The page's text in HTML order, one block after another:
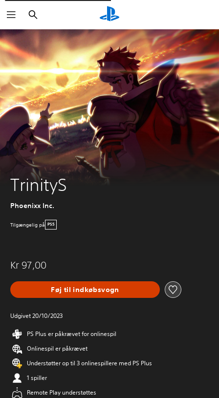
Søg
TrinityS
Phoenixx Inc.
Tilgængelig på PS5
Kr 97,00
Føj til indkøbsvogn
Udgivet 20/10/2023
PS Plus er påkrævet for onlinespil
Onlinespil er påkrævet
Understøtter op til 3 onlinespillere med PS Plus
1 spiller
Remote Play understøttes